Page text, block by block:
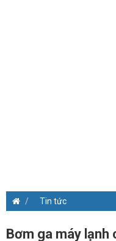
Tin tức
Bơm ga máy lạnh